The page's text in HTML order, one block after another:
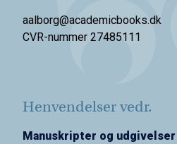
aalborg@academicbooks.dk
CVR-nummer 27485111
Henvendelser vedr.
Manuskripter og udgivelser